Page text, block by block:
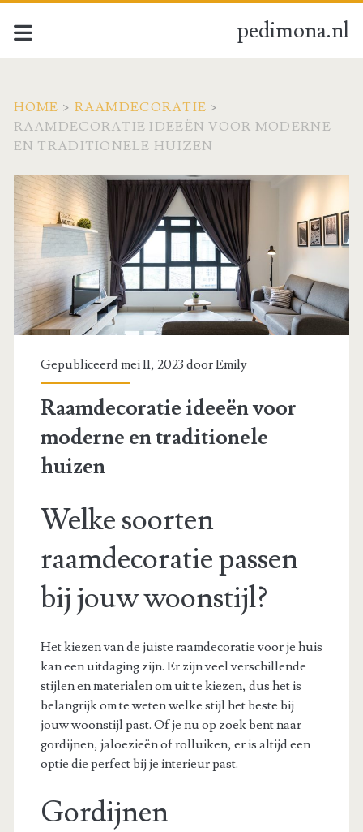
pedimona.nl
HOME > RAAMDECORATIE >
RAAMDECORATIE IDEEËN VOOR MODERNE
EN TRADITIONELE HUIZEN
Gepubliceerd mei 11, 2023 doorEmily
Raamdecoratie ideeën voor
moderne en traditionele
huizen
Welke soorten
raamdecoratie passen
bij jouw woonstijl?
Het kiezen van de juiste raamdecoratie voor je huis
kan een uitdaging zijn. Er zijn veel verschillende
stijlen en materialen om uit te kiezen, dus het is
belangrijk om te weten welke stijl het beste bij
jouw woonstijl past. Of je nu op zoek bent naar
gordijnen, jaloezieën of rolluiken, er is altijd een
optie die perfect bij je interieur past.
Gordijnen